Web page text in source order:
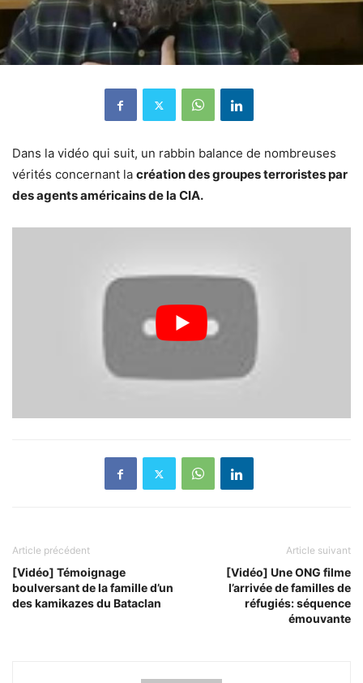
Dans la vidéo qui suit, un rabbin balance de nombreuses
vérités concernant la création des groupes terroristes par
des agents américains de la CIA.
Article précédent
[Vidéo] Témoignage
boulversant de la famille d’un
des kamikazes du Bataclan
Article suivant
[Vidéo] Une ONG filme
l’arrivée de familles de
réfugiés: séquence
émouvante